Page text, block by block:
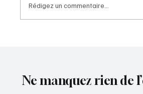
Rédigez un commentaire...
Ne manquez rien de